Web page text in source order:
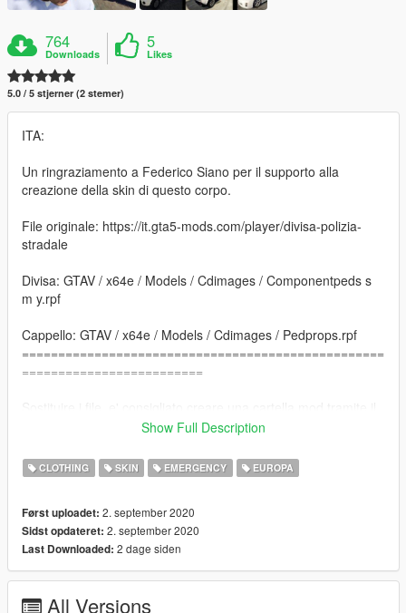
764
Downloads
5
Likes
5.0 / 5 stjerner (2 stemer)
ITA:
Un ringraziamento a Federico Siano per il supporto alla
creazione della skin di questo corpo.
File originale: https://it.gta5-mods.com/player/divisa-polizia-
stradale
Divisa: GTAV / x64e / Models / Cdimages / Componentpeds s
m y.rpf
Cappello: GTAV / x64e / Models / Cdimages / Pedprops.rpf
==================================================
=========================
Per dubbi o problemi contattatemi, vi rispondero' il piu' presto
possibile.
---------------------------------------------------------------------------
ENG:
stradale
Show Full Description
CLOTHING SKIN EMERGENCY EUROPA
Først uploadet: 2. september 2020
Sidst opdateret: 2. september 2020
Last Downloaded: 2 dage siden
All Versions